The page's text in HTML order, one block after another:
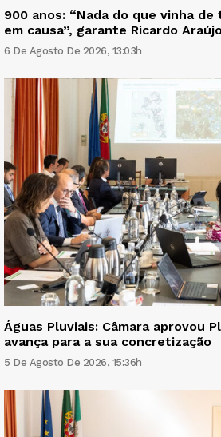
900 anos: “Nada do que vinha
em causa”, garante Ricardo
6 De Agosto De 2026, 13:03h
Águas Pluviais: Câmara aprovou
avança para a sua concretização
5 De Agosto De 2026, 15:36h